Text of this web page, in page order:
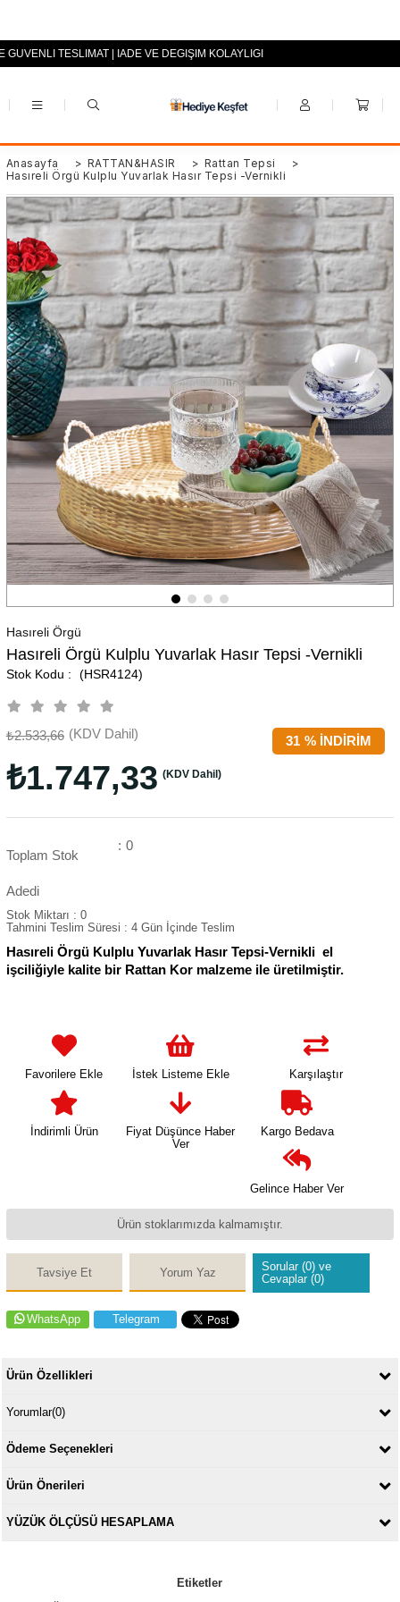
+90 (0553) 694 94 70
TESLİMAT | İADE VE DEĞİŞİM KOLAYLIĞI
Anasayfa > RATTAN&HASIR > Rattan Tepsi
>
Hasıreli Örgü Kulplu Yuvarlak Hasır Tepsi -Vernikli
Hasıreli Örgü
Hasıreli Örgü Kulplu Yuvarlak Hasır Tepsi -Vernikli
(HSR4124)
%
31 İNDIRIM
₺2.533,66 (KDV Dahil)
₺1.747,33 (KDV Dahil)
Toplam Stok
Adedi
: 0
Stok Miktarı : 0
Tahmini Teslim Süresi : 4 Gün İçinde Teslim
Hasıreli Örgü Kulplu Yuvarlak Hasır Tepsi-Vernikli el
işciliğiyle kalite bir Rattan Kor malzeme ile üretilmiştir.
Favorilere Ekle İstek Listeme Ekle Karşılaştır
İndirimli Ürün
Fiyat Düşünce Haber
Ver
Kargo Bedava
Gelince Haber Ver
Ürün stoklarımızda kalmamıştır.
Tavsiye Et Yorum Yaz
Sorular (0) ve
Cevaplar (0)
WhatsApp Telegram
Ürün Özellikleri
Yorumlar(0)
Ödeme Seçenekleri
Ürün Önerileri
YÜZÜK ÖLÇÜSÜ HESAPLAMA
Etiketler